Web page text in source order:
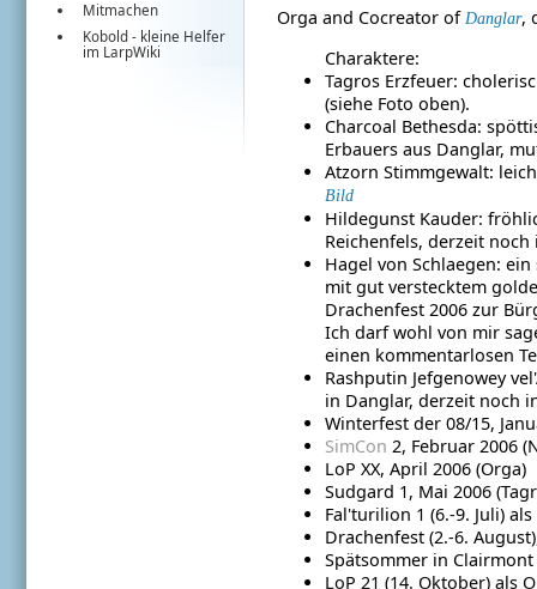
Mitmachen
Kobold - kleine Helfer
im LarpWiki
Orga and Cocreator of Danglar,
Charaktere:
Tagros Erzfeuer:
(siehe Foto oben).
Charcoal Bethesda:
Erbauers aus Danglar,
Atzorn Stimmgewalt:
Bild
Hildegunst Kauder:
Reichenfels, derzeit
Hagel von Schlaegen:
mit gut verstecktem
Drachenfest 2006 zur
Ich darf wohl von mir
einen kommentarlosen
Rashputin Jefgenowey
in Danglar, derzeit noch
Winterfest der 08/15,
SimCon 2, Februar 2006
LoP XX, April 2006 (Orga)
Sudgard 1, Mai 2006
Fal'turilion 1 (6.-9. Juli)
Drachenfest (2.-6.
Spätsommer in Clairmont
LoP 21 (14. Oktober) als